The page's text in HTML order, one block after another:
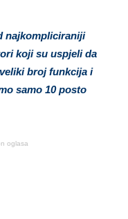
najkompliciraniji
koji su uspjeli da
broj funkcija i
samo 10 posto
oglasa